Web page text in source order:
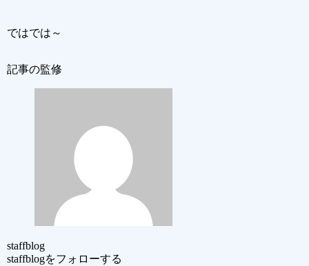
ではでは～
記事の監修
staffblog
staffblogをフォローする